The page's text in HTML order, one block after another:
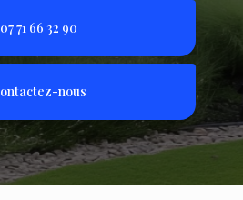
07 71 66 32 90
nous